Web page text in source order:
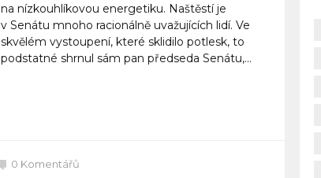
na nízkouhlíkovou energetiku. Naštěstí je
v Senátu mnoho racionálně uvažujících lidí. Ve
skvělém vystoupení, které sklidilo potlesk, to
podstatné shrnul sám pan předseda Senátu,...
0 Komentářů